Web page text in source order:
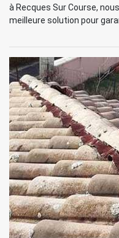
à Recques Sur Course,
meilleure solution pour